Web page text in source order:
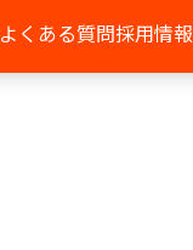
よくある質問採用情報